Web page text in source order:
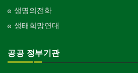
생명의전화
생태희망연대
공공 정부기관